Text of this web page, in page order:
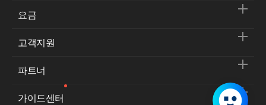
요금
고객지원
파트너
가이드센터